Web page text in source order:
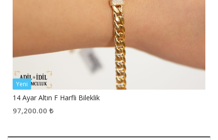
Yeni
14 Ayar Altın F Harfli Bileklik
97,200.00 ₺